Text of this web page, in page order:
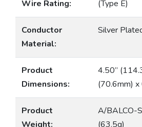
Wire Rating: (Type E)
Conductor
Material:
Silver
Product
Dimensions:
4.50”
(70.6mm)
Product
Weight:
A/BALCO-
(63.5g)